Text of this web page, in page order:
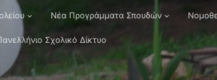
Νέα Προγράμματα Σπουδών
Σχολικό Δίκτυο